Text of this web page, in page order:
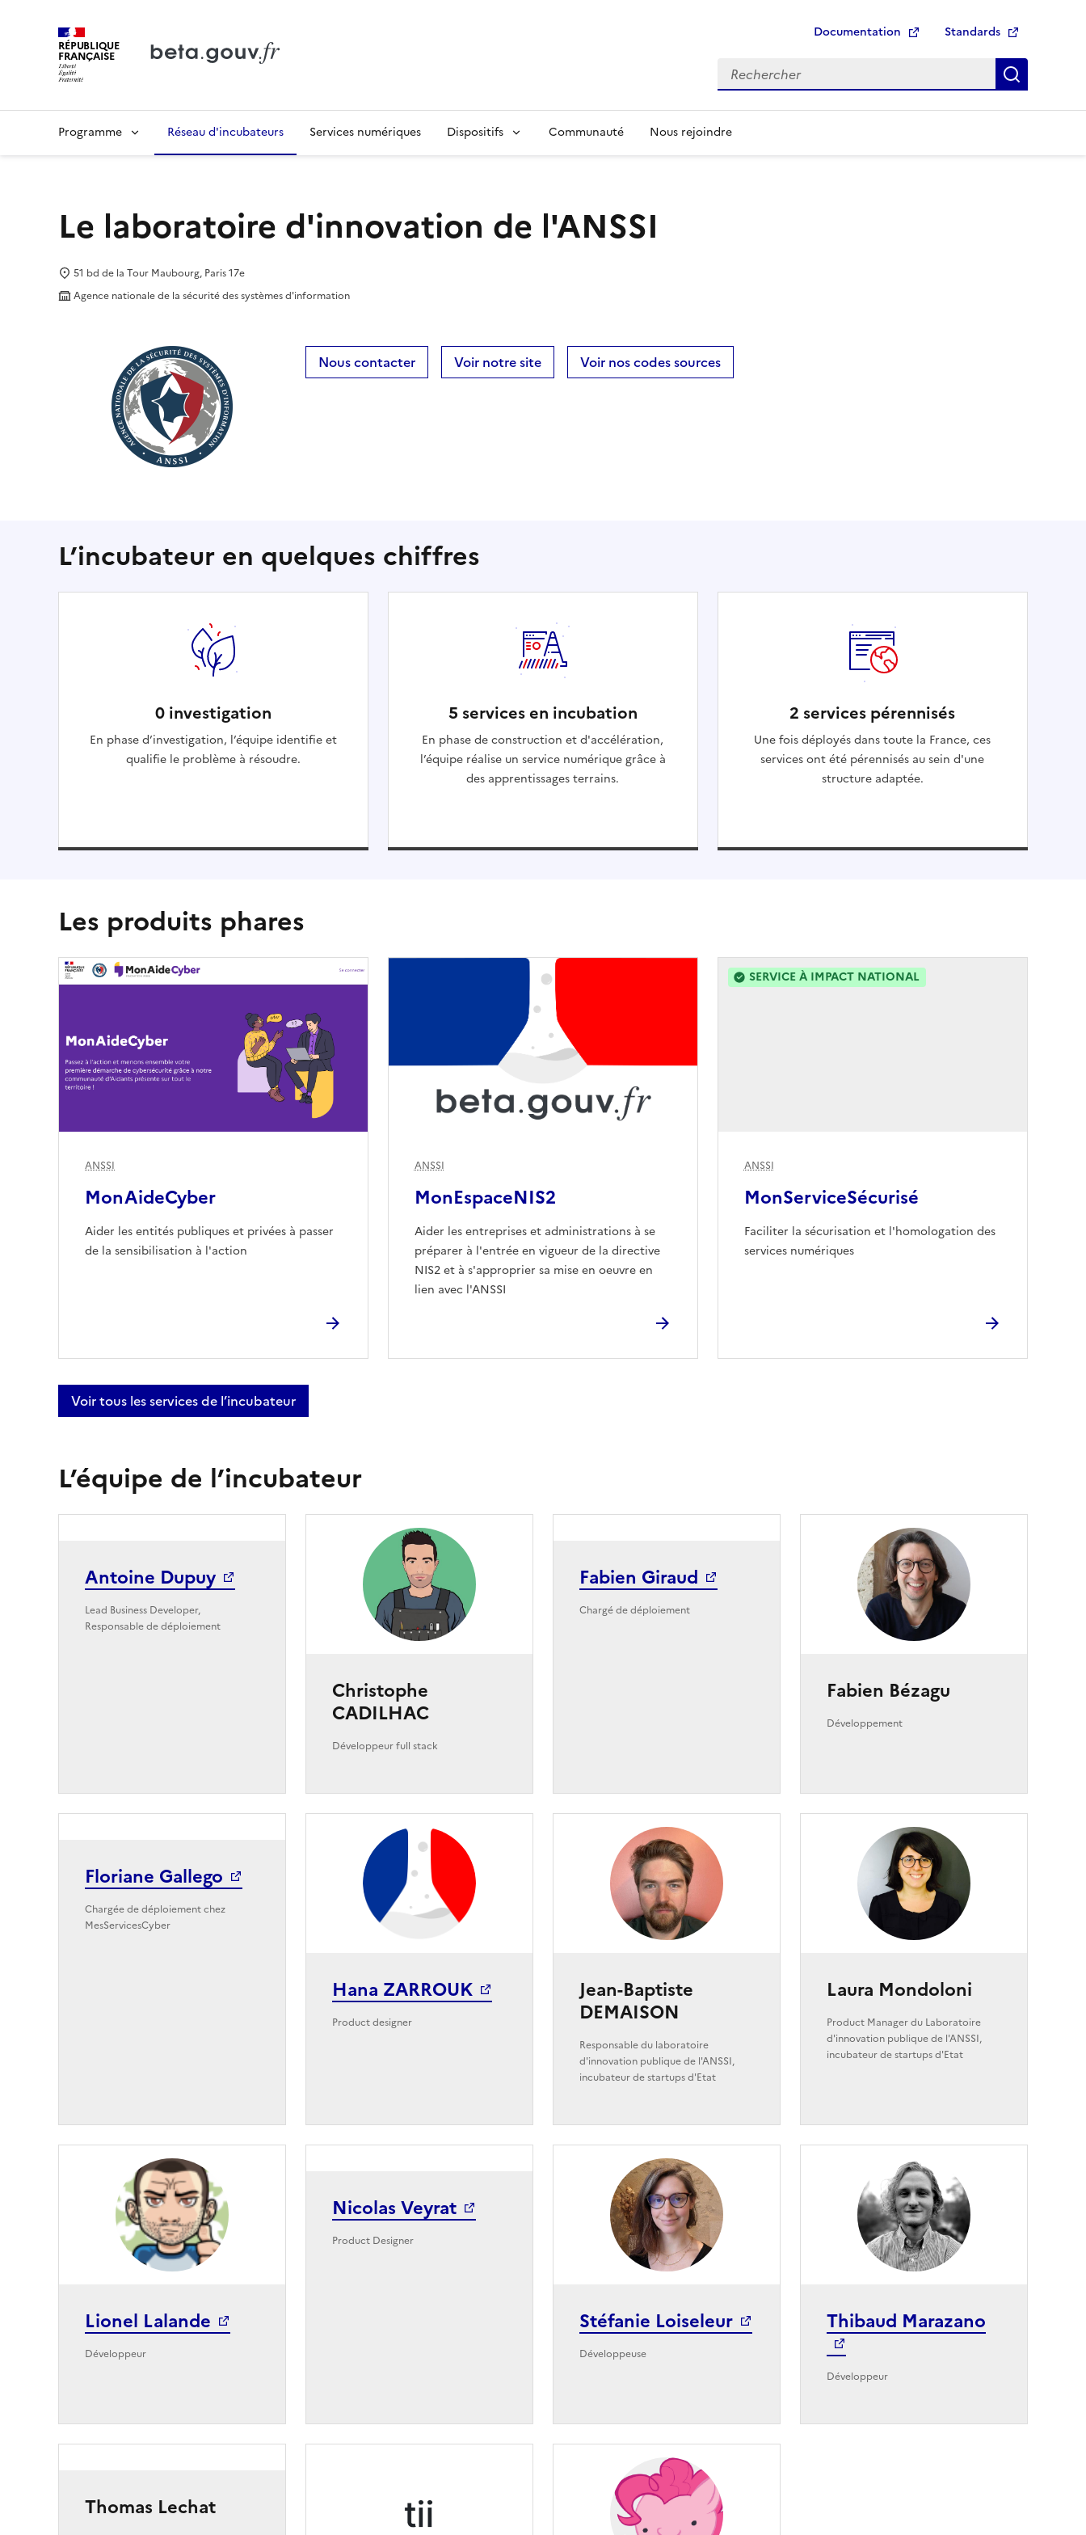
RÉPUBLIQUE
FRANÇAISE
Documentation Standards
Recherche
Programme Réseau d'incubateurs Services numériques Dispositifs Communauté Nous rejoindre
Le laboratoire d'innovation de l'ANSSI
51 bd de la Tour Maubourg, Paris 17e
Agence nationale de la sécurité des systèmes d'information
Nous contacter Voir notre site Voir nos codes sources
L’incubateur en quelques chiffres
0 investigation
En phase d’investigation, l’équipe identifie et
qualifie le problème à résoudre.
5 services en incubation
En phase de construction et d'accélération,
l’équipe réalise un service numérique grâce à
des apprentissages terrains.
2 services pérennisés
Une fois déployés dans toute la France, ces
services ont été pérennisés au sein d'une
structure adaptée.
Les produits phares
MonAideCyber
ANSSI
Aider les entités publiques et privées à passer
de la sensibilisation à l'action
MonEspaceNIS2
ANSSI
Aider les entreprises et administrations à se
préparer à l'entrée en vigueur de la directive
NIS2 et à s'approprier sa mise en oeuvre en
lien avec l'ANSSI
MonServiceSécurisé
ANSSI
Faciliter la sécurisation et l'homologation des
services numériques
SERVICE À IMPACT NATIONAL
Voir tous les services de l’incubateur
L’équipe de l’incubateur
Antoine Dupuy
Lead Business Developer,
Responsable de déploiement
Christophe
CADILHAC
Développeur full stack
Fabien Giraud
Chargé de déploiement
Fabien Bézagu
Développement
Floriane Gallego
Chargée de déploiement chez
MesServicesCyber
Hana ZARROUK
Product designer
Jean-Baptiste
DEMAISON
Responsable du laboratoire
d'innovation publique de l'ANSSI,
incubateur de startups d'Etat
Laura Mondoloni
Product Manager du Laboratoire
d'innovation publique de l'ANSSI,
incubateur de startups d'Etat
Lionel Lalande
Développeur
Nicolas Veyrat
Product Designer
Stéfanie Loiseleur
Développeuse
Thibaud Marazano
Développeur
Thomas Lechat